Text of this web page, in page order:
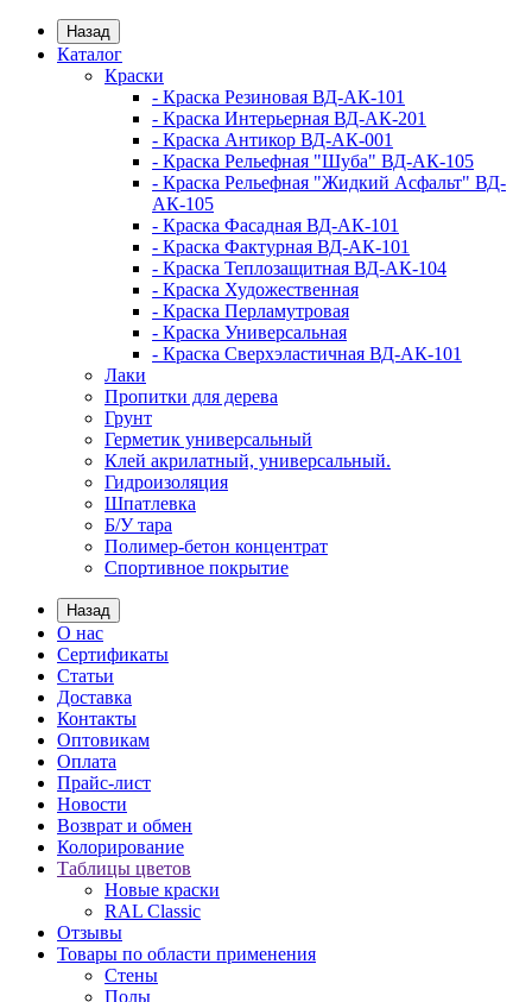
Назад
Каталог
Краски
- Краска Резиновая ВД-АК-101
- Краска Интерьерная ВД-АК-201
- Краска Антикор ВД-АК-001
- Краска Рельефная "Шуба" ВД-АК-105
- Краска Рельефная "Жидкий Асфальт" ВД-
АК-105
- Краска Фасадная ВД-АК-101
- Краска Фактурная ВД-АК-101
- Краска Теплозащитная ВД-АК-104
- Краска Художественная
- Краска Перламутровая
- Краска Универсальная
- Краска Сверхэластичная ВД-АК-101
Лаки
Пропитки для дерева
Грунт
Герметик универсальный
Клей акрилатный, универсальный.
Гидроизоляция
Шпатлевка
Б/У тара
Полимер-бетон концентрат
Спортивное покрытие
Назад
О нас
Сертификаты
Статьи
Доставка
Контакты
Оптовикам
Оплата
Прайс-лист
Новости
Возврат и обмен
Колорирование
Таблицы цветов
Новые краски
RAL Classic
Отзывы
Товары по области применения
Стены
Полы